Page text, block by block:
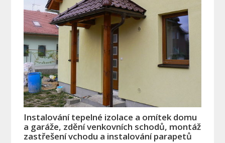
Instalování tepelné izolace a omítek domu
a garáže, zdění venkovních schodů, montáž
zastřešení vchodu a instalování parapetů